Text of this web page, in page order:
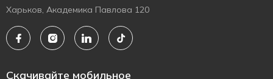
Харьков, Академика Павлова 120
Скачивайте мобильное